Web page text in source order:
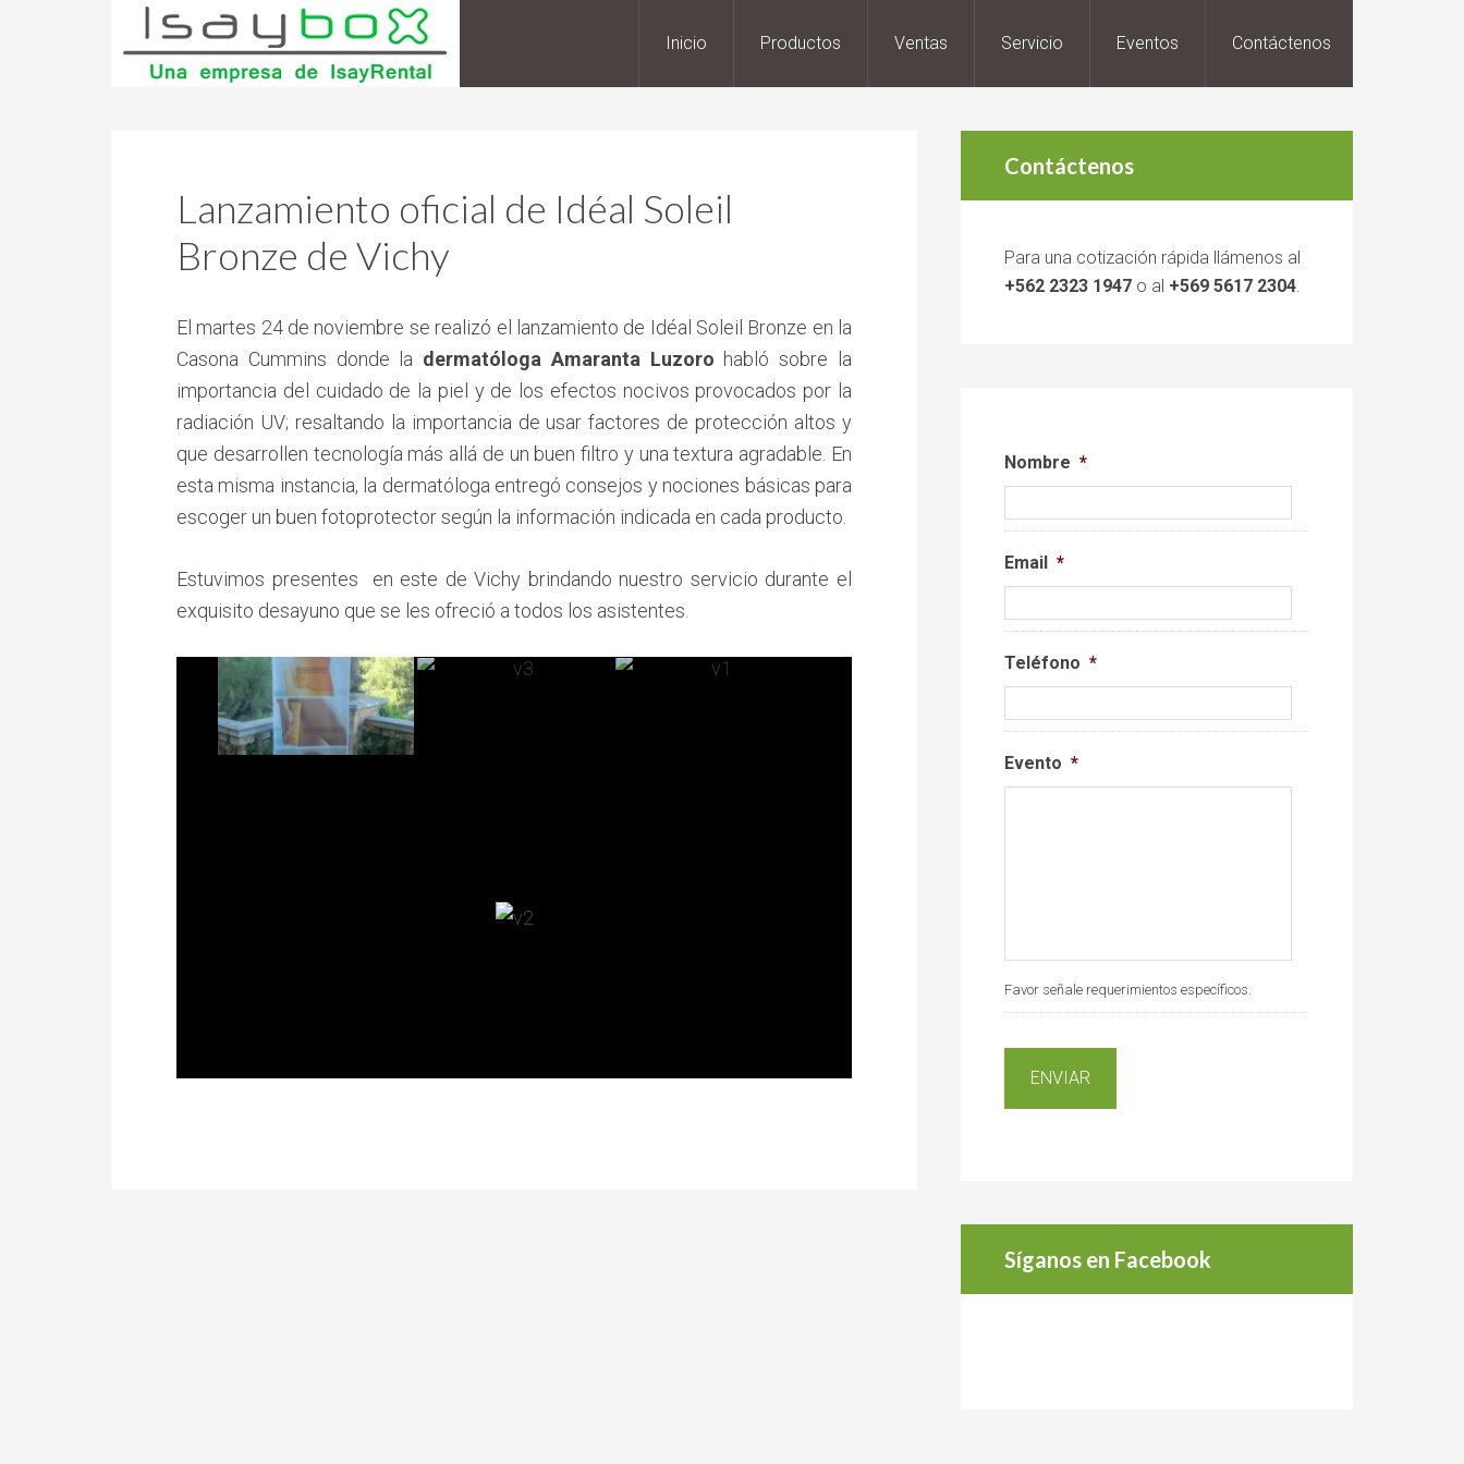
Inicio Productos Ventas Servicio Eventos Contáctenos
Lanzamiento oficial de Idéal Soleil
Bronze de Vichy
El martes 24 de noviembre se realizó el lanzamiento de Idéal Soleil Bronze en la
Casona Cummins donde la dermatóloga Amaranta Luzoro habló sobre la
importancia del cuidado de la piel y de los efectos nocivos provocados por la
radiación UV; resaltando la importancia de usar factores de protección altos y
que desarrollen tecnología más allá de un buen filtro y una textura agradable. En
esta misma instancia, la dermatóloga entregó consejos y nociones básicas para
escoger un buen fotoprotector según la información indicada en cada producto.
Estuvimos presentes en este de Vichy brindando nuestro servicio durante el
exquisito desayuno que se les ofreció a todos los asistentes.
Contáctenos
Para una cotización rápida llámenos al
+562 2323 1947 o al +569 5617 2304.
Nombre *
Email *
Teléfono *
Evento *
Favor señale requerimientos específicos.
Síganos en Facebook